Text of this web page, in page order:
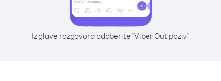
Iz glave razgovora odaberite "Viber Out poziv"